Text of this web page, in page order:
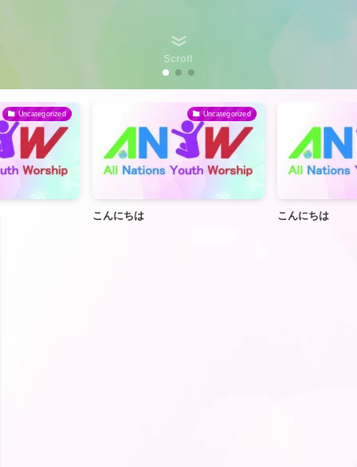
Scroll
Uncategorized Uncategorized
こんにちは こんにちは